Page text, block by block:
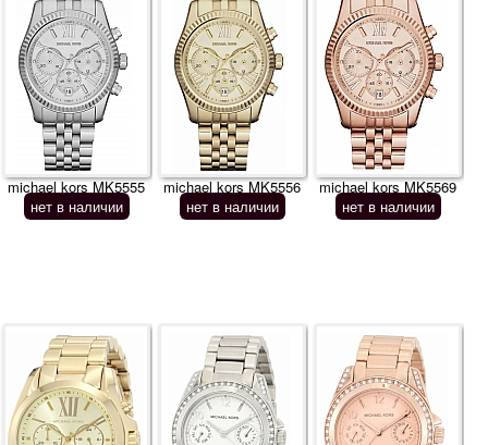
michael kors MK5555
нет в наличии
michael kors MK5556
нет в наличии
michael kors MK5569
нет в наличии